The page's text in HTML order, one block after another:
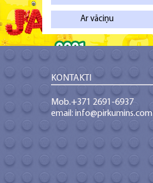
Ar vāciņu
KONTAKTI
Mob.+371 2691-6937
email: info@pirkumins.com